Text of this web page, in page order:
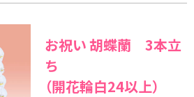
お祝い 胡蝶蘭 3本立
ち
（開花輪白24以上）